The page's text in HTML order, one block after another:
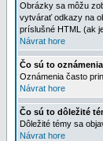
Obrázky sa môžu
vytvárať odkazy na
príslušné HTML (ak
Návrat hore
Čo sú to
Oznámenia často
Návrat hore
Čo sú to dôležité
Dôležité témy sa
Návrat hore